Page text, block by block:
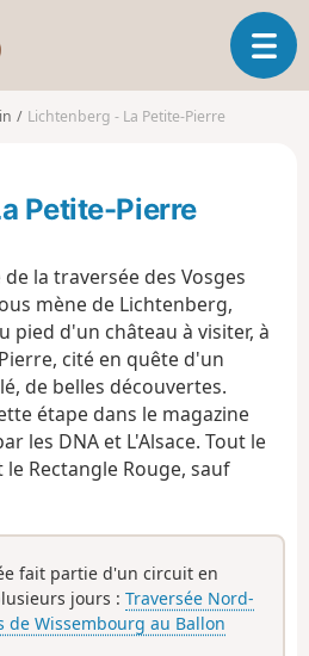
s
o
d
O
u
i
i
Lichtenberg - La Petite-Pierre
Petite-Pierre
la traversée des Vosges
mène de Lichtenberg,
pied d'un château à visiter, à
cité en quête d'un
de belles découvertes.
étape dans le magazine
les DNA et L'Alsace. Tout le
Rectangle Rouge, sauf
fait partie d'un circuit en
jours :Traversée Nord-
de Wissembourg au Ballon